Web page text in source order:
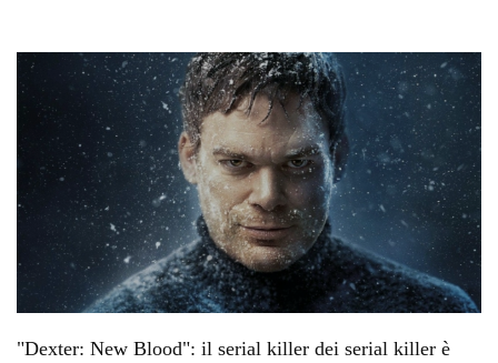
"Dexter: New Blood": il serial killer dei serial killer è